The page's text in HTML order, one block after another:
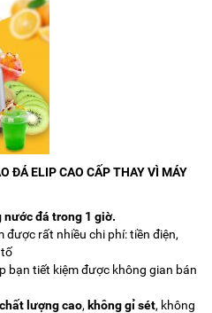
ĐÁ ELIP CAO CẤP THAY VÌ MÁY
nước đá trong 1 giờ.
được rất nhiều chi phí: tiền điện,
bạn tiết kiệm được không gian bán
lượng cao, không gỉ sét, không